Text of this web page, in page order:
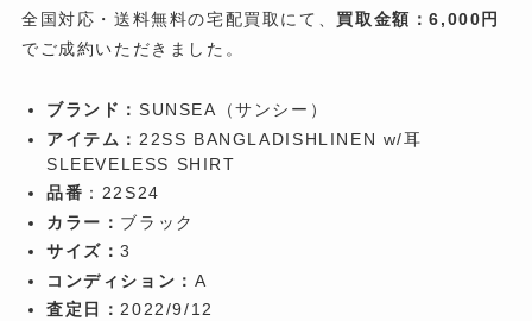
全国対応・送料無料の宅配買取にて、 買取金額：6,000円
でご成約いただきました。
ブランド： SUNSEA（サンシー）
アイテム： 22SS BANGLADISHLINEN w/耳
SLEEVELESS SHIRT
品番 ：22S24
カラー： ブラック
サイズ：3
コンディション： A
査定日： 2022/9/12